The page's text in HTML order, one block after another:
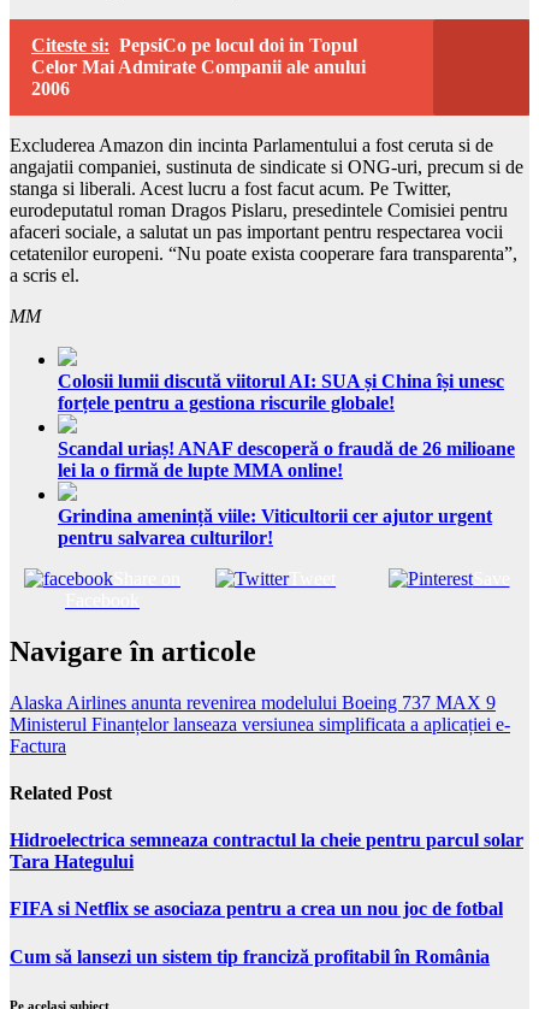
Citeste si: PepsiCo pe locul doi in Topul
Celor Mai Admirate Companii ale anului
2006
Excluderea Amazon din incinta Parlamentului a fost ceruta si de
angajatii companiei, sustinuta de sindicate si ONG-uri, precum si de
stanga si liberali. Acest lucru a fost facut acum. Pe Twitter,
eurodeputatul roman Dragos Pislaru, presedintele Comisiei pentru
afaceri sociale, a salutat un pas important pentru respectarea vocii
cetatenilor europeni. “Nu poate exista cooperare fara transparenta”,
a scris el.
MM
Colosii lumii discută viitorul AI: SUA și China își unesc
forțele pentru a gestiona riscurile globale!
Scandal uriaș! ANAF descoperă o fraudă de 26 milioane
lei la o firmă de lupte MMA online!
Grindina amenință viile: Viticultorii cer ajutor urgent
pentru salvarea culturilor!
Tweet Save
Navigare în articole
Alaska Airlines anunta revenirea modelului Boeing 737 MAX 9
Ministerul Finanțelor lanseaza versiunea simplificata a aplicației e-
Factura
Related Post
Hidroelectrica semneaza contractul la cheie pentru parcul solar
Tara Hategului
FIFA si Netflix se asociaza pentru a crea un nou joc de fotbal
Cum să lansezi un sistem tip franciză profitabil în România
Pe acelasi subiect